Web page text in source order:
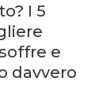
I 5
e
davvero